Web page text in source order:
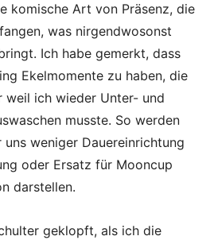
komische Art von Präsenz, die
was nirgendwosonst
Ich habe gemerkt, dass
Ekelmomente zu haben, die
weil ich wieder Unter- und
musste. So werden
uns weniger Dauereinrichtung
oder Ersatz für Mooncup
darstellen.
geklopft, als ich die